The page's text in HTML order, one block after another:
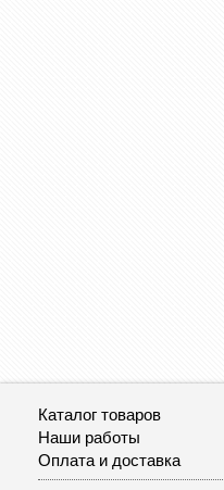
Каталог товаров
Наши работы
Оплата и доставка